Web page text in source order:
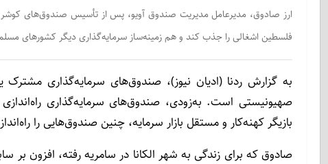
ارز صادوق، مدیرعامل مدیریت صندوق آویو، پس از تأسیس صندوق‌های
فلسطین اشغالی را جذب کند و هم زمینه‌ساز سرمایه‌گذاری دیگر کشورهای
به گزارش ردنا (ادیان نیوز)، صندوق‌های سرمایه‌گذاری
صهیونیستی است. به‌زودی، صندوق‌های سرمایه‌گذاری
بازیگر کهنه‌کار و مستقل بازار سرمایه، چنین صندوق‌هایی را